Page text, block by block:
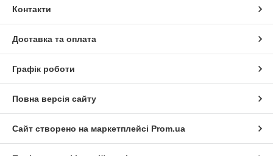
Контакти
Доставка та оплата
Графік роботи
Повна версія сайту
Сайт створено на маркетплейсі Prom.ua